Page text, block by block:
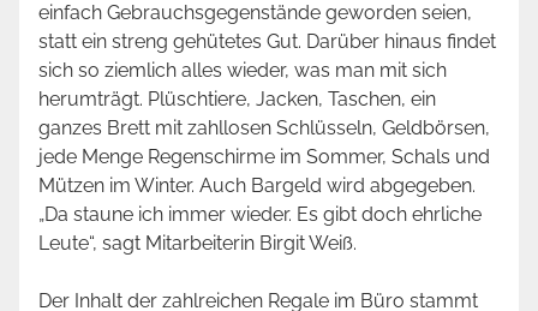
einfach Gebrauchsgegenstände geworden seien,
statt ein streng gehütetes Gut. Darüber hinaus findet
sich so ziemlich alles wieder, was man mit sich
herumträgt. Plüschtiere, Jacken, Taschen, ein
ganzes Brett mit zahllosen Schlüsseln, Geldbörsen,
jede Menge Regenschirme im Sommer, Schals und
Mützen im Winter. Auch Bargeld wird abgegeben.
„Da staune ich immer wieder. Es gibt doch ehrliche
Leute“, sagt Mitarbeiterin Birgit Weiß.
Der Inhalt der zahlreichen Regale im Büro stammt